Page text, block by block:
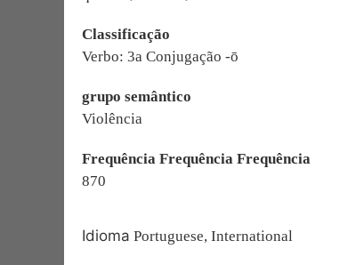
Classificação
Verbo: 3a Conjugação -ō
grupo semântico
Violência
Frequência Frequência Frequência
870
Idioma Portuguese, International